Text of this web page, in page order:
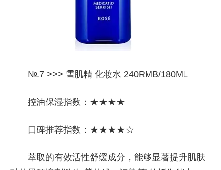
№.7 >>> 雪肌精 化妆水 240RMB/180ML
控油保湿指数：★★★★
口碑推荐指数：★★★★☆
萃取的有效活性舒缓成分，能够显著提升肌肤